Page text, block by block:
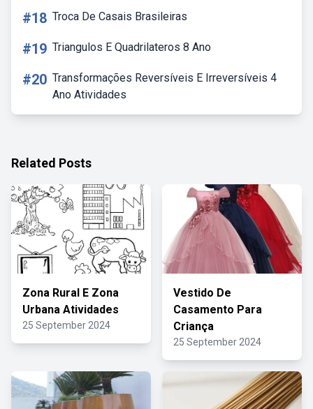
#18 Troca De Casais Brasileiras
#19 Triangulos E Quadrilateros 8 Ano
#20 Transformações Reversíveis E Irreversíveis 4
Ano Atividades
Related Posts
Zona Rural E Zona
Urbana Atividades
25 September 2024
Vestido De
Casamento Para
Criança
25 September 2024